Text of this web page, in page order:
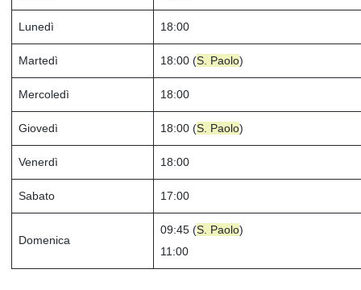
Lunedì 18:00
Martedì 18:00 (S. Paolo)
Mercoledì 18:00
Giovedì 18:00 (S. Paolo)
Venerdì 18:00
Sabato 17:00
Domenica
09:45 (S. Paolo)
11:00